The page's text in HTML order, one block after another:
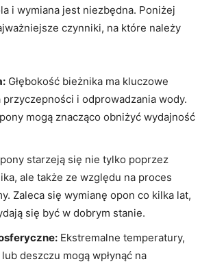
i wymiana jest⁤ niezbędna.‌ Poniżej
czynniki, na które należy
Głębokość bieżnika ma kluczowe
przyczepności i odprowadzania‌ wody.
mogą znacząco obniżyć ⁢wydajność
starzeją‌ się nie tylko poprzez
ale także ze względu na ⁣proces
Zaleca​ się ‌wymianę opon co⁤ kilka ‍lat,
się być w dobrym stanie.
Ekstremalne temperatury,
deszczu ⁣mogą ⁢wpłynąć na